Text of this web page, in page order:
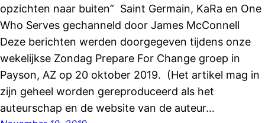
opzichten naar buiten” Saint Germain, KaRa en One
Who Serves gechanneld door James McConnell
Deze berichten werden doorgegeven tijdens onze
wekelijkse Zondag Prepare For Change groep in
Payson, AZ op 20 oktober 2019. (Het artikel mag in
zijn geheel worden gereproduceerd als het
auteurschap en de website van de auteur…